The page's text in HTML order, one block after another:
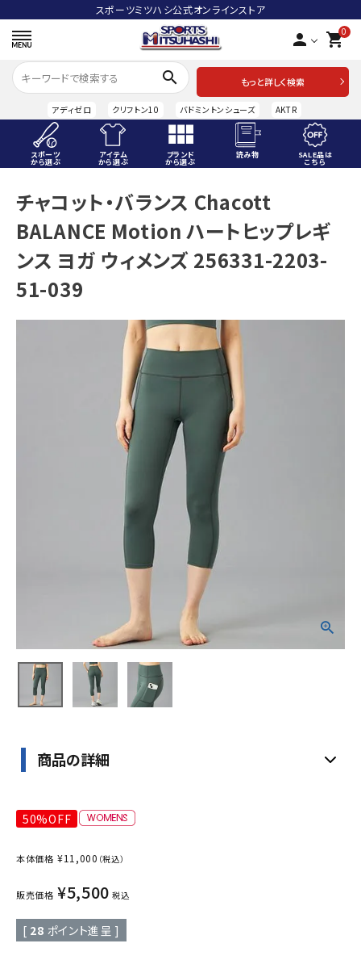
スポーツミツハシ公式オンラインストア
person 0
shopping_cart
search
もっと詳しく検索
アディゼロ クリフトン10 バドミントンシューズ AKTR
スポーツ
から選ぶ
アイテム
から選ぶ
ブランド
から選ぶ
読み物 SALE品は
こちら
ようこそ ゲスト 様
meeting_room ログイン person 会員登録
スポーツから選ぶ
チャコット・バランス Chacott
BALANCE Motion ハートヒップレギ
ンス ヨガ ウィメンズ 256331-2203-
51-039
商品の詳細
50%OFF
本体価格 ¥11,000 （税込）
販売価格 ¥5,500 税込
[ 28 ポイント進呈 ]